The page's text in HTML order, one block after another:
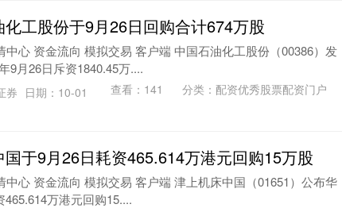
工股份于9月26日回购合计674万股
心 资金流向 模拟交易 客户端 中国石油化工股份（00386）发
9月26日斥资1840.45万....
券 日期：10-01 查看： 141 分类： 配资优秀股票配资门户
于9月26日耗资465.614万港元回购15万股
心 资金流向 模拟交易 客户端 津上机床中国（01651）公布华
万港元回购15....